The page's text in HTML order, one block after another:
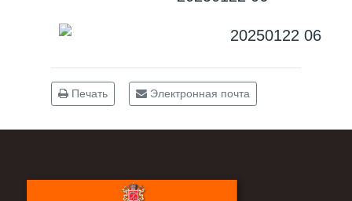
Печать Электронная почта